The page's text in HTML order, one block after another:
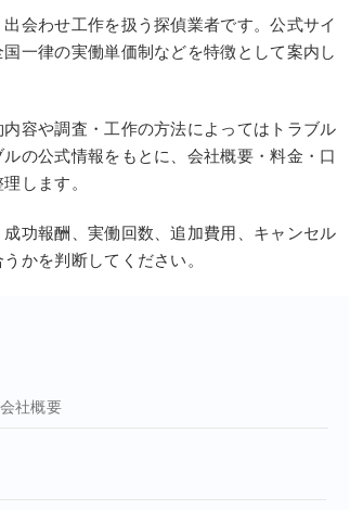
会わせ工作を扱う探偵業者です。公式サイ
一律の実働単価制などを特徴として案内し
容や調査・工作の方法によってはトラブル
の公式情報をもとに、会社概要・料金・口
します。
功報酬、実働回数、追加費用、キャンセル
かを判断してください。
社概要